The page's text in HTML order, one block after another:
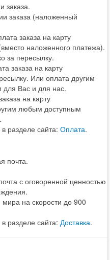
заказа.
заказа (наложенный
заказа на карту
наложенного платежа).
за пересылку.
заказа на карту
Или оплата другим
Вас и для нас.
на карту
любым доступным
разделе сайта: Оплата.
почта.
с оговоренной ценностью
на скорости до 900
разделе сайта: Доставка.